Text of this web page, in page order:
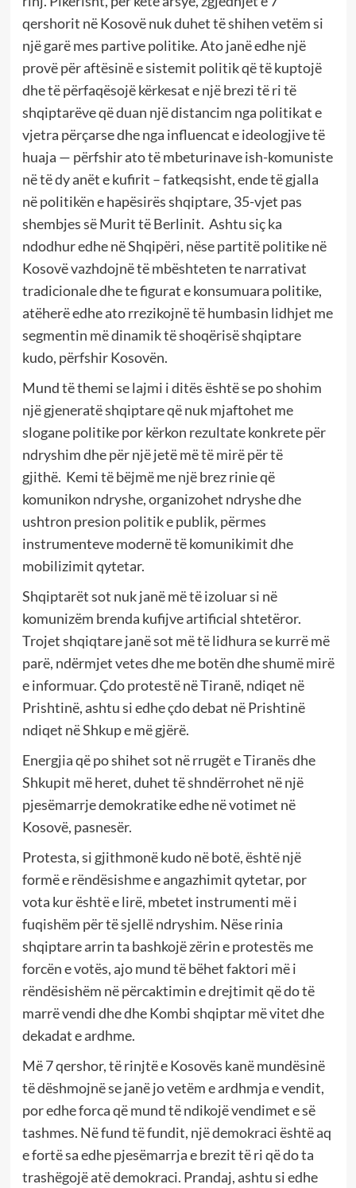
qershorit në Kosovë nuk duhet të shihen vetëm si
një garë mes partive politike. Ato janë edhe një
provë për aftësinë e sistemit politik që të kuptojë
dhe të përfaqësojë kërkesat e një brezi të ri të
shqiptarëve që duan një distancim nga politikat e
vjetra përçarse dhe nga influencat e ideologjive të
huaja — përfshir ato të mbeturinave ish-komuniste
në të dy anët e kufirit – fatkeqsisht, ende të gjalla
në politikën e hapësirës shqiptare, 35-vjet pas
shembjes së Murit të Berlinit. Ashtu siç ka
ndodhur edhe në Shqipëri, nëse partitë politike në
Kosovë vazhdojnë të mbështeten te narrativat
tradicionale dhe te figurat e konsumuara politike,
atëherë edhe ato rrezikojnë të humbasin lidhjet me
segmentin më dinamik të shoqërisë shqiptare
kudo, përfshir Kosovën.
Mund të themi se lajmi i ditës është se po shohim
një gjeneratë shqiptare që nuk mjaftohet me
slogane politike por kërkon rezultate konkrete për
ndryshim dhe për një jetë më të mirë për të
gjithë. Kemi të bëjmë me një brez rinie që
komunikon ndryshe, organizohet ndryshe dhe
ushtron presion politik e publik, përmes
instrumenteve modernë të komunikimit dhe
mobilizimit qytetar.
Shqiptarët sot nuk janë më të izoluar si në
komunizëm brenda kufijve artificial shtetëror.
Trojet shqiqtare janë sot më të lidhura se kurrë më
parë, ndërmjet vetes dhe me botën dhe shumë mirë
e informuar. Çdo protestë në Tiranë, ndiqet në
Prishtinë, ashtu si edhe çdo debat në Prishtinë
ndiqet në Shkup e më gjërë.
Energjia që po shihet sot në rrugët e Tiranës dhe
Shkupit më heret, duhet të shndërrohet në një
pjesëmarrje demokratike edhe në votimet në
Kosovë, pasnesër.
Protesta, si gjithmonë kudo në botë, është një
formë e rëndësishme e angazhimit qytetar, por
vota kur është e lirë, mbetet instrumenti më i
fuqishëm për të sjellë ndryshim. Nëse rinia
shqiptare arrin ta bashkojë zërin e protestës me
forcën e votës, ajo mund të bëhet faktori më i
rëndësishëm në përcaktimin e drejtimit që do të
marrë vendi dhe dhe Kombi shqiptar më vitet dhe
dekadat e ardhme.
Më 7 qershor, të rinjtë e Kosovës kanë mundësinë
të dëshmojnë se janë jo vetëm e ardhmja e vendit,
por edhe forca që mund të ndikojë vendimet e së
tashmes. Në fund të fundit, një demokraci është aq
e fortë sa edhe pjesëmarrja e brezit të ri që do ta
trashëgojë atë demokraci. Prandaj, ashtu si edhe